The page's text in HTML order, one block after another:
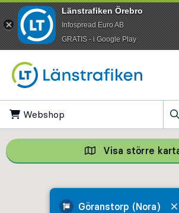
Webshop
Göranstorp (Nora)
Visa större
Länstrafiken Örebro
Infospread Euro AB
​GRATIS - i Google Play